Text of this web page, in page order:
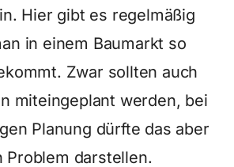
Hier gibt es regelmäßig
in einem Baumarkt so
Zwar sollten auch
miteingeplant werden, bei
Planung dürfte das aber
Problem darstellen.